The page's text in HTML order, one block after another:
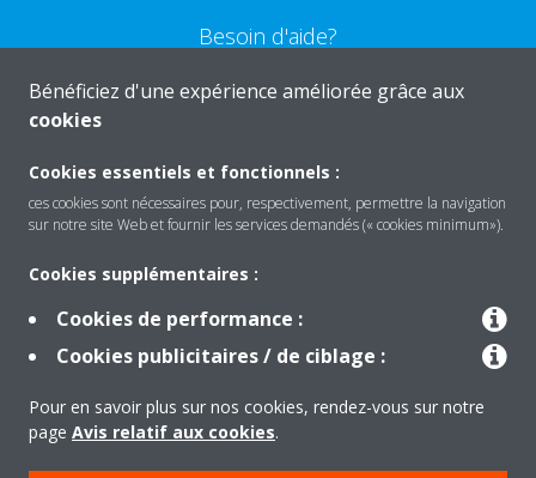
Besoin d'aide?
CONTACTEZ-NOUS
Solutions
À propos de Daikin
Bénéficiez d'une expérience améliorée grâce aux
cookies
Cookies essentiels et fonctionnels :
ces cookies sont nécessaires pour, respectivement, permettre la navigation
sur notre site Web et fournir les services demandés (« cookies minimum»).
Cookies supplémentaires :
Cookies de performance :
Cookies publicitaires / de ciblage :
Pour en savoir plus sur nos cookies, rendez-vous sur notre
page Avis relatif aux cookies.